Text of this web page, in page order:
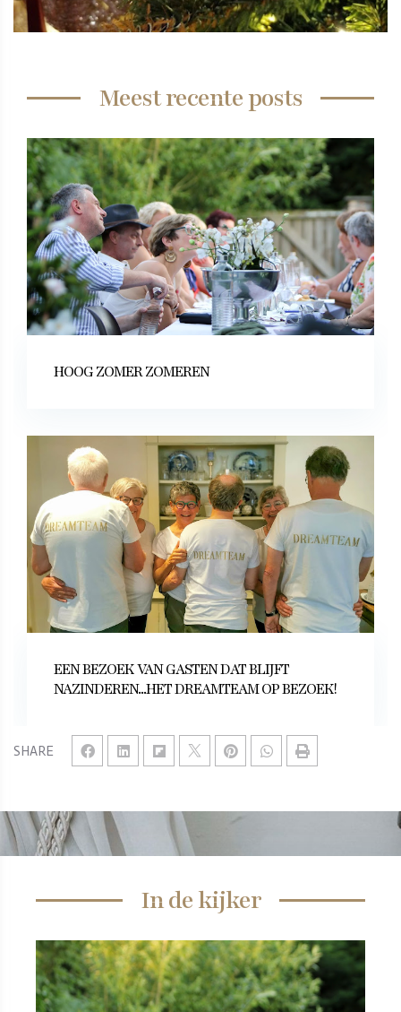
SHARE
Meest recente posts
HOOG ZOMER ZOMEREN
EEN BEZOEK VAN GASTEN DAT BLIJFT
NAZINDEREN...HET DREAMTEAM OP BEZOEK!
In de kijker